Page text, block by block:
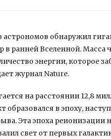
обнаружил
в ранней Вселенной.
энергии, которое
журнал Nature.
на расстоянии 12,8
в эпоху,
Эта эпоха реионизации
свет от первых